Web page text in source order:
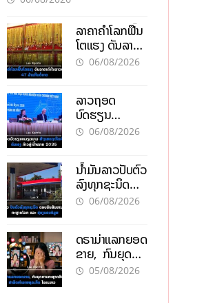
ລາຄາຄຳໂລກຟື້ນ
ໂຕແຮງ ດັນລາຄາ
ຄຳໃນລາວທະລຸ
06/08/2026
ລາວຖອດ
ບົດຮຽນ
ຫວຽດນາມ ສ້າງ
ເປົ້າໝາຍ 2035
06/08/2026
ນໍ້າມັນລາວປັບຕົວ
ລົງທຸກຊະນິດ
ຕອບຮັບສັນຍານ
ແຄບຮໍມູສ
06/08/2026
ດຣາມ່າແລກຍອດ
ຂາຍ, ກົນຍຸດ
ການຕະຫຼາດສີ
05/08/2026